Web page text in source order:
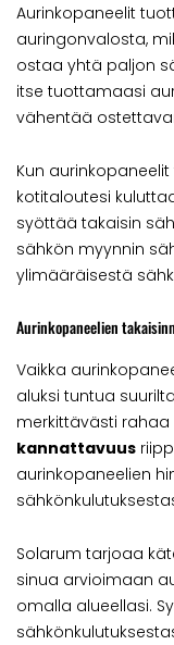
Aurinkopaneelit
auringonvalosta,
ostaa yhtä paljon
itse tuottamaasi
vähentää
Kun
kotitaloutesi
syöttää takaisin
sähkön myynnin
ylimääräisestä
Aurinkopaneelien
Vaikka
aluksi tuntua
merkittävästi rahaa
kannattavuus
aurinkopaneelien
Solarum tarjoaa
sinua arvioimaan
omalla alueellasi.